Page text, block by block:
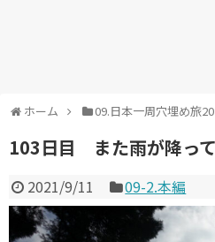
ホーム 09.日本一周穴埋め旅
103日目 また雨が降っ
2021/9/11 09-2.本編